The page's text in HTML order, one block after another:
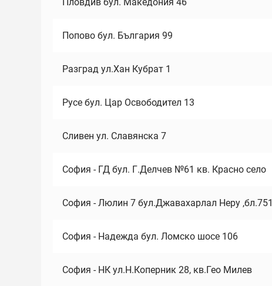
Попово бул. България 99
Разград ул.Хан Кубрат 1
Русе бул. Цар Освободител 13
Сливен ул. Славянска 7
София - ГД бул. Г.Делчев №61 кв. Красно село
София - Люлин 7 бул.Джавахарлал Неру ,бл.751
София - Надежда бул. Ломско шосе 106
София - НК ул.Н.Коперник 28, кв.Гео Милев